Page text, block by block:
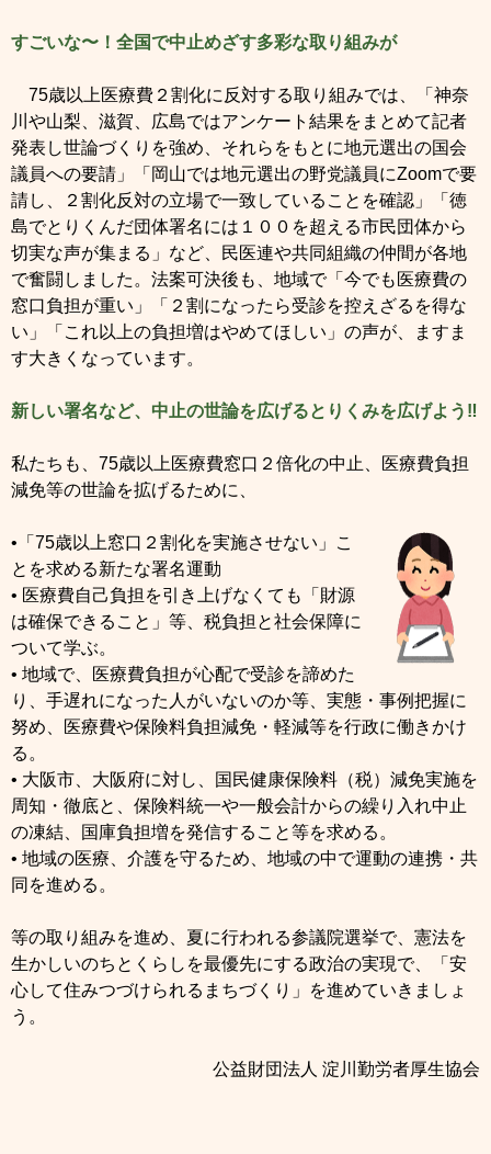
すごいな〜！全国で中止めざす多彩な取り組みが
75歳以上医療費２割化に反対する取り組みでは、「神奈
川や山梨、滋賀、広島ではアンケート結果をまとめて記者
発表し世論づくりを強め、それらをもとに地元選出の国会
議員への要請」「岡山では地元選出の野党議員にZoomで要
請し、２割化反対の立場で一致していることを確認」「徳
島でとりくんだ団体署名には１００を超える市民団体から
切実な声が集まる」など、民医連や共同組織の仲間が各地
で奮闘しました。法案可決後も、地域で「今でも医療費の
窓口負担が重い」「２割になったら受診を控えざるを得な
い」「これ以上の負担増はやめてほしい」の声が、ますま
す大きくなっています。
新しい署名など、中止の世論を広げるとりくみを広げよう‼
私たちも、75歳以上医療費窓口２倍化の中止、医療費負担
減免等の世論を拡げるために、
•「75歳以上窓口２割化を実施させない」こ
とを求める新たな署名運動
• 医療費自己負担を引き上げなくても「財源
は確保できること」等、税負担と社会保障に
ついて学ぶ。
• 地域で、医療費負担が心配で受診を諦めた
り、手遅れになった人がいないのか等、実態・事例把握に
努め、医療費や保険料負担減免・軽減等を行政に働きかけ
る。
• 大阪市、大阪府に対し、国民健康保険料（税）減免実施を
周知・徹底と、保険料統一や一般会計からの繰り入れ中止
の凍結、国庫負担増を発信すること等を求める。
• 地域の医療、介護を守るため、地域の中で運動の連携・共
同を進める。
等の取り組みを進め、夏に行われる参議院選挙で、憲法を
生かしいのちとくらしを最優先にする政治の実現で、「安
心して住みつづけられるまちづくり」を進めていきましょ
う。
公益財団法人 淀川勤労者厚生協会